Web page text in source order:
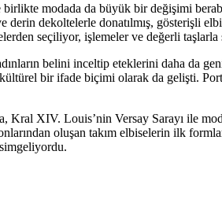
modada da büyük bir değişimi
dekoltelerle donatılmış, gösterişli
seçiliyor, işlemeler ve değerli taşlarla
belini inceltip eteklerini daha da
bir ifade biçimi olarak da gelişti.
Kral XIV. Louis’nin Versay Sarayı ile
oluşan takım elbiselerin ilk